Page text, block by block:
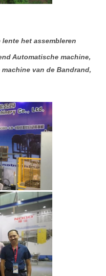
het assembleren
Automatische machine,
van de Bandrand,